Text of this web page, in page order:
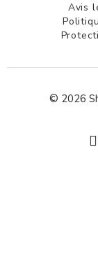
Avis
© 2026